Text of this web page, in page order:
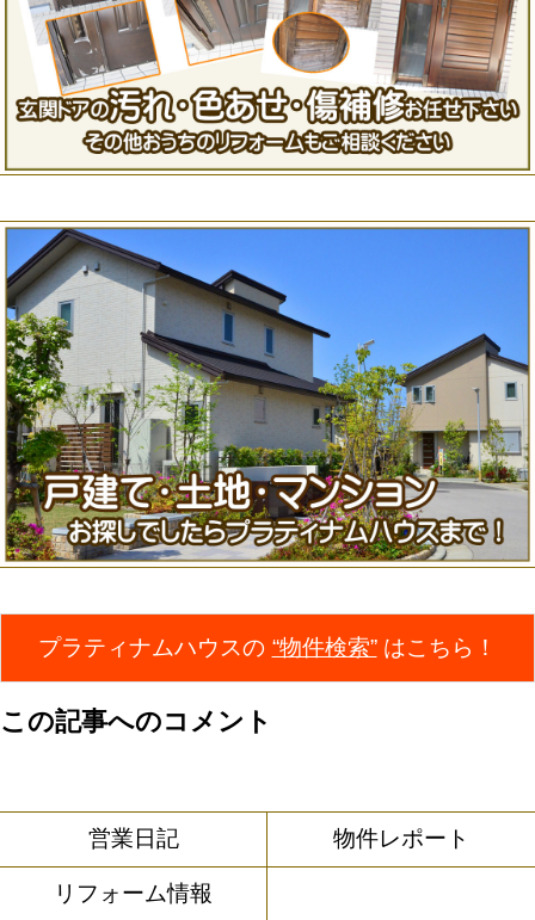
プラティナムハウスの “物件検索” はこちら！
この記事へのコメント
営業日記 物件レポート
リフォーム情報